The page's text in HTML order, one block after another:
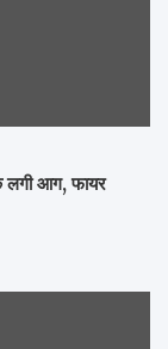
लगी आग, फायर